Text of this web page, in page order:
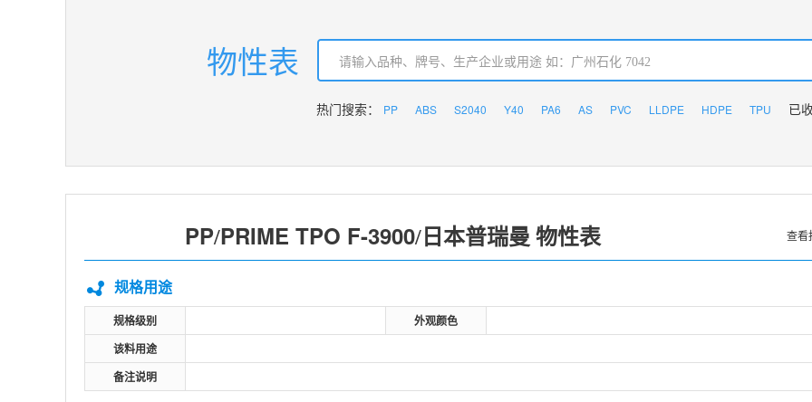
物性表
热门搜索： PP ABS S2040 Y40 PA6 AS PVC LLDPE HDPE TPU 已
PP/PRIME TPO F-3900/日本普瑞曼 物性表 查看
规格用途
规格级别
外观颜色
该料用途
备注说明